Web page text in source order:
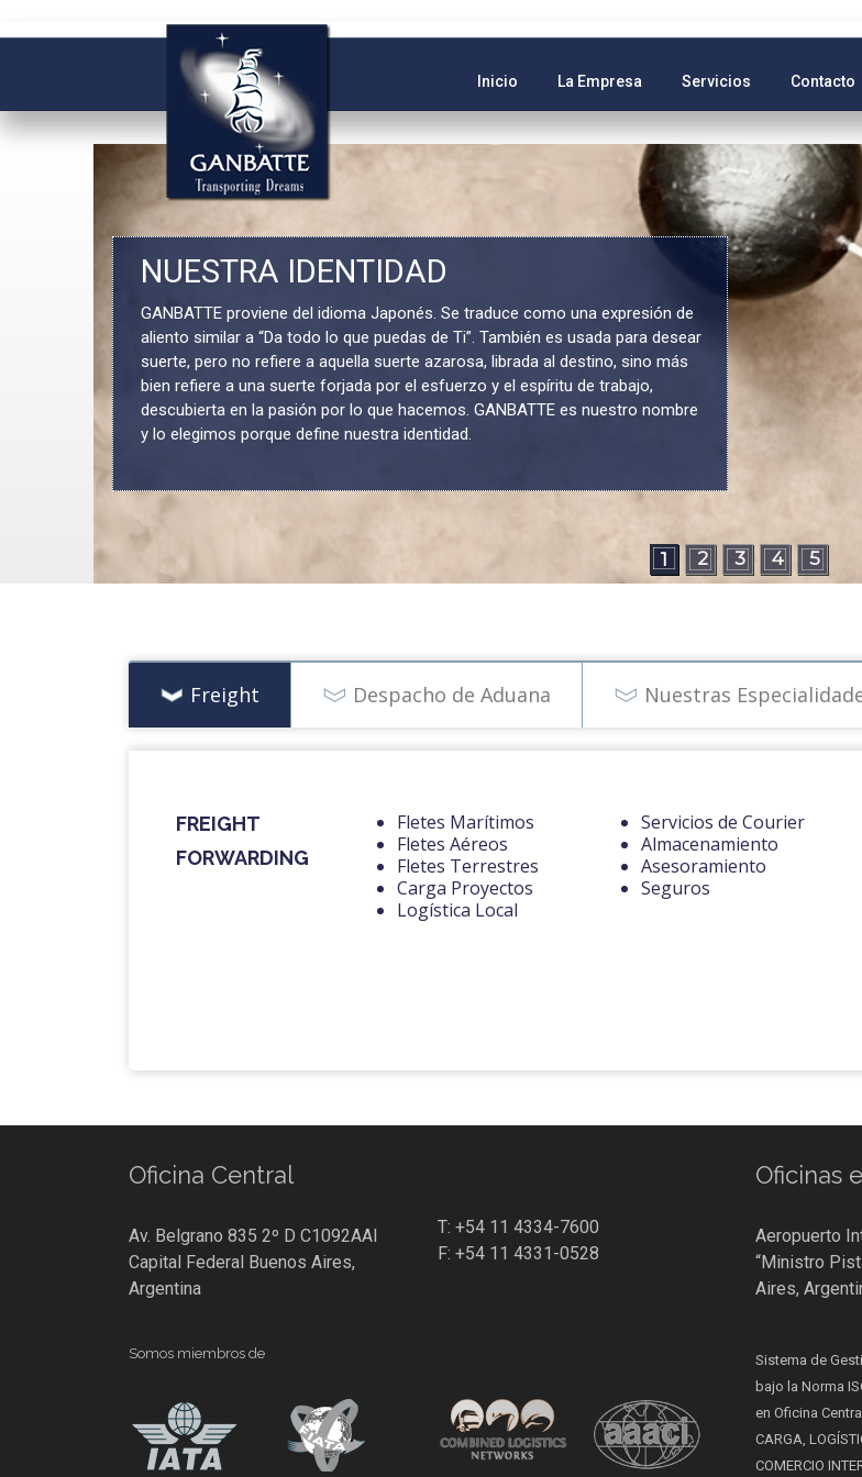
to
Inicio La Empresa Servicios Contacto
NUESTRA IDENTIDAD
GANBATTE proviene del idioma Japonés. Se traduce como una expresión de
aliento similar a “Da todo lo que puedas de Ti”. También es usada para desear
suerte, pero no refiere a aquella suerte azarosa, librada al destino, sino más
bien refiere a una suerte forjada por el esfuerzo y el espíritu de trabajo,
descubierta en la pasión por lo que hacemos. GANBATTE es nuestro nombre
y lo elegimos porque define nuestra identidad.
1 2 3 4 5
Freight Despacho de Aduana Nuestras
FREIGHT
FORWARDING
Fletes Marítimos
Fletes Aéreos
Fletes Terrestres
Carga Proyectos
Logística Local
Servicios de Courier
Almacenamiento
Asesoramiento
Seguros
Oficina Central
Av. Belgrano 835 2º D C1092AAI
Capital Federal Buenos Aires,
Argentina
T: +54 11 4334-7600
F: +54 11 4331-0528
Oficinas
Aeropuerto
“Ministro
Aires,
Somos miembros de
Sistema de
bajo la Norma
en Oficina
CARGA,
COMERCIO